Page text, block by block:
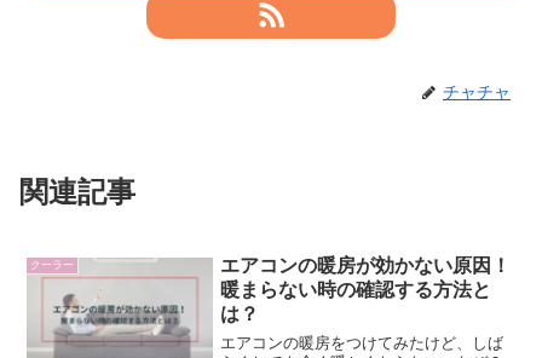
チャチャ
関連記事
クーラー
エアコンの暖房が効かない原因！
暖まらない時の確認する方法と
は？
エアコンの暖房をつけてみたけど、しば